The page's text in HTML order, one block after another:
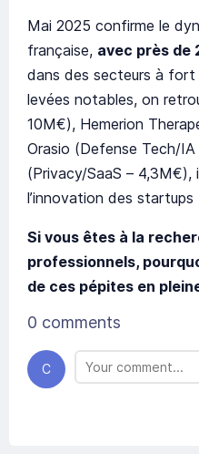
Mai 2025 confirme le
française, avec près de
dans des secteurs à fort
levées notables, on
10M€), Hemerion
Orasio (Defense Tech/
(Privacy/SaaS –
l’innovation des startups
Si vous êtes à la
professionnels,
de ces pépites en
0 comments
C